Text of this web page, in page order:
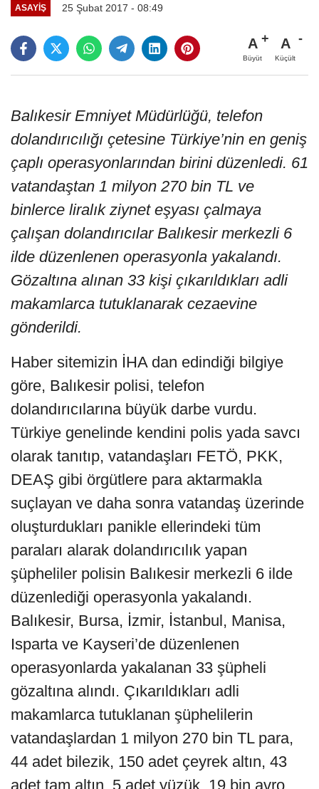
ASAYIŞ 25 Şubat 2017 - 08:49
A
Büyüt
A
Küçült
Balıkesir Emniyet Müdürlüğü, telefon
dolandırıcılığı çetesine Türkiye’nin en geniş
çaplı operasyonlarından birini düzenledi. 61
vatandaştan 1 milyon 270 bin TL ve
binlerce liralık ziynet eşyası çalmaya
çalışan dolandırıcılar Balıkesir merkezli 6
ilde düzenlenen operasyonla yakalandı.
Gözaltına alınan 33 kişi çıkarıldıkları adli
makamlarca tutuklanarak cezaevine
gönderildi.
Haber sitemizin İHA dan edindiği bilgiye
göre, Balıkesir polisi, telefon
dolandırıcılarına büyük darbe vurdu.
Türkiye genelinde kendini polis yada savcı
olarak tanıtıp, vatandaşları FETÖ, PKK,
DEAŞ gibi örgütlere para aktarmakla
suçlayan ve daha sonra vatandaş üzerinde
oluşturdukları panikle ellerindeki tüm
paraları alarak dolandırıcılık yapan
şüpheliler polisin Balıkesir merkezli 6 ilde
düzenlediği operasyonla yakalandı.
Balıkesir, Bursa, İzmir, İstanbul, Manisa,
Isparta ve Kayseri’de düzenlenen
operasyonlarda yakalanan 33 şüpheli
gözaltına alındı. Çıkarıldıkları adli
makamlarca tutuklanan şüphelilerin
vatandaşlardan 1 milyon 270 bin TL para,
44 adet bilezik, 150 adet çeyrek altın, 43
adet tam altın, 5 adet yüzük, 19 bin avro,